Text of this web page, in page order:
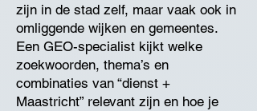
zijn in de stad zelf, maar vaak ook in
omliggende wijken en gemeentes.
Een GEO-specialist kijkt welke
zoekwoorden, thema’s en
combinaties van “dienst +
Maastricht” relevant zijn en hoe je